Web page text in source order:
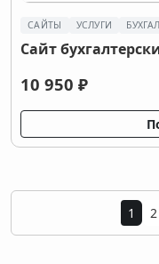
САЙТЫ УСЛУГИ
Сайт
10 950 ₽
1 2